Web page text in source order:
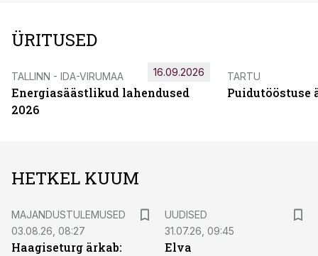
ÜRITUSED
TALLINN - IDA-VIRUMAA
Energiasäästlikud lahendused
2026
16.09.2026 TARTU
Puidutööstuse
HETKEL KUUM
MAJANDUSTULEMUSED
03.08.26, 08:27
Haagiseturg ärkab:
UUDISED
31.07.26, 09:45
Elva